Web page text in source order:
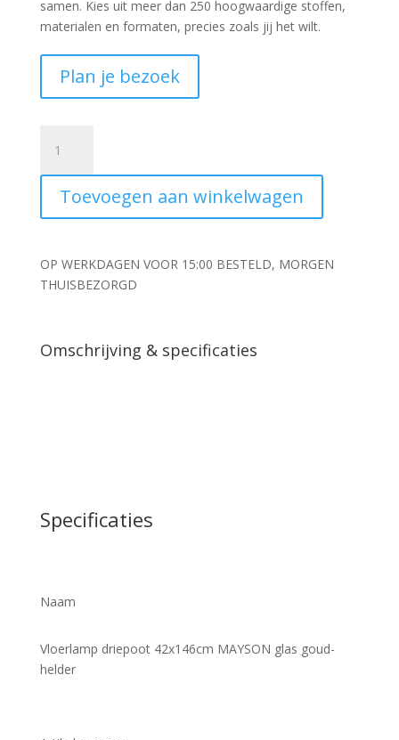
samen. Kies uit meer dan 250 hoogwaardige stoffen,
materialen en formaten, precies zoals jij het wilt.
Plan je bezoek
driepoot
42x146cm
MAYSON
glas
helder
aantal
Toevoegen aan winkelwagen
OP WERKDAGEN VOOR 15:00 BESTELD, MORGEN
THUISBEZORGD
Omschrijving & specificaties
Specificaties
Naam
Vloerlamp driepoot 42x146cm MAYSON glas goud-
helder